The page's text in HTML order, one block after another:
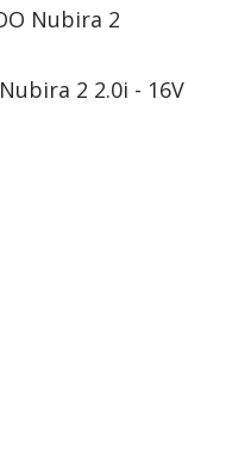
Nubira 2
2 2.0i - 16V